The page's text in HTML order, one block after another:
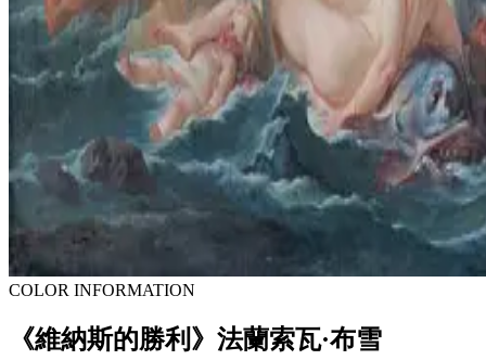
COLOR INFORMATION
《維納斯的勝利》法蘭索瓦·布雪